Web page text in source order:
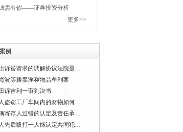
预算执行监督专项行动动
增长、中央预算内投资
十四五”规划102项重大
需有你——证券投资分析
更多>>
例
诉讼请求的调解协议法院是…
波等贩卖淫秽物品牟利案
诉吉利一审判决书
盗窃工厂车间内的财物如何…
寄存人过错的认定及责任承…
先后殴打一人能认定共同犯…